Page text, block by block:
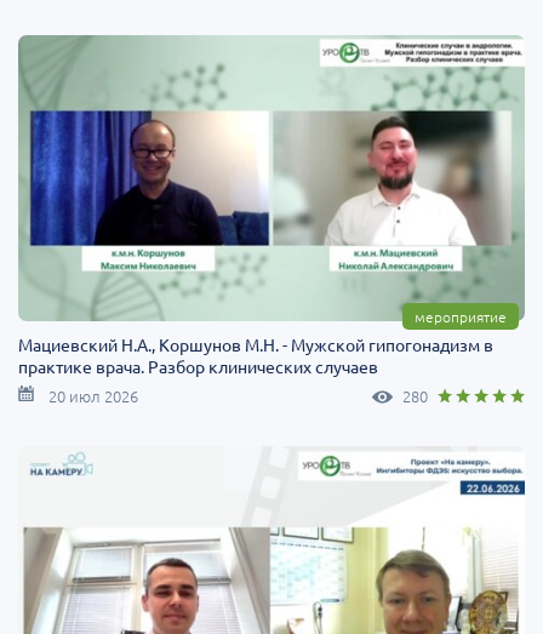
мероприятие
Мациевский Н.А., Коршунов М.Н. - Мужской гипогонадизм в
практике врача. Разбор клинических случаев
20 июл 2026 280